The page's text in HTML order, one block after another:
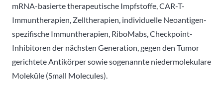
mRNA-basierte therapeutische Impfstoffe, CAR-T-
Immuntherapien, Zelltherapien, individuelle Neoantigen-
spezifische Immuntherapien, RiboMabs, Checkpoint-
Inhibitoren der nächsten Generation, gegen den Tumor
gerichtete Antikörper sowie sogenannte niedermolekulare
Moleküle (Small Molecules).